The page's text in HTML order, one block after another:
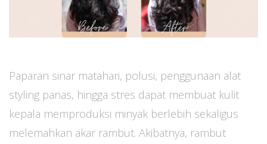
Paparan sinar matahari, polusi, penggunaan alat
styling panas, hingga stres dapat membuat kulit
kepala memproduksi minyak berlebih sekaligus
melemahkan akar rambut. Akibatnya, rambut